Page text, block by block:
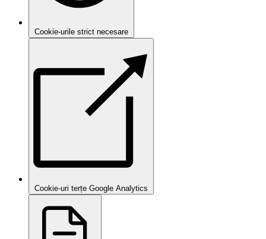
Cookie-urile strict necesare
Cookie-uri terțe Google Analytics